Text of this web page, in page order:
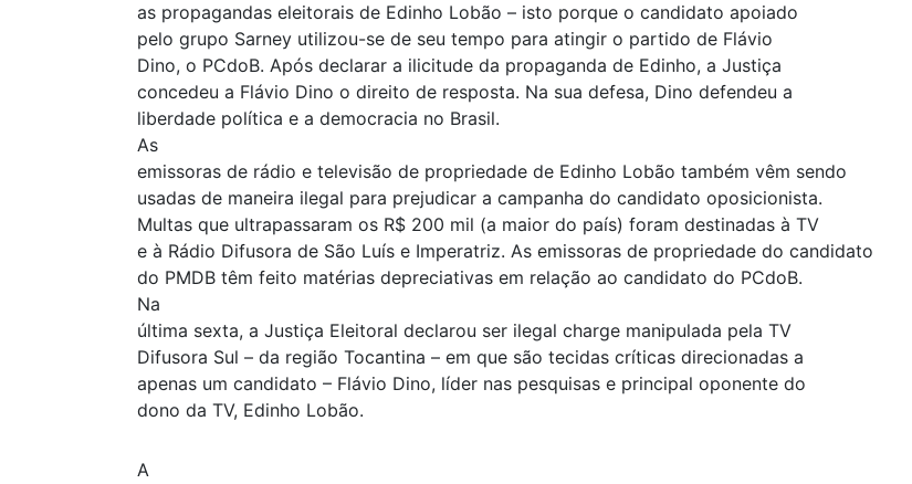
as propagandas eleitorais de Edinho Lobão – isto porque o candidato apoiado
pelo grupo Sarney utilizou-se de seu tempo para atingir o partido de Flávio
Dino, o PCdoB. Após declarar a ilicitude da propaganda de Edinho, a Justiça
concedeu a Flávio Dino o direito de resposta. Na sua defesa, Dino defendeu a
liberdade política e a democracia no Brasil.
As
emissoras de rádio e televisão de propriedade de Edinho Lobão também vêm sendo
usadas de maneira ilegal para prejudicar a campanha do candidato oposicionista.
Multas que ultrapassaram os R$ 200 mil (a maior do país) foram destinadas à TV
e à Rádio Difusora de São Luís e Imperatriz. As emissoras de propriedade do candidato
do PMDB têm feito matérias depreciativas em relação ao candidato do PCdoB.
Na
última sexta, a Justiça Eleitoral declarou ser ilegal charge manipulada pela TV
Difusora Sul – da região Tocantina – em que são tecidas críticas direcionadas a
apenas um candidato – Flávio Dino, líder nas pesquisas e principal oponente do
dono da TV, Edinho Lobão.
A